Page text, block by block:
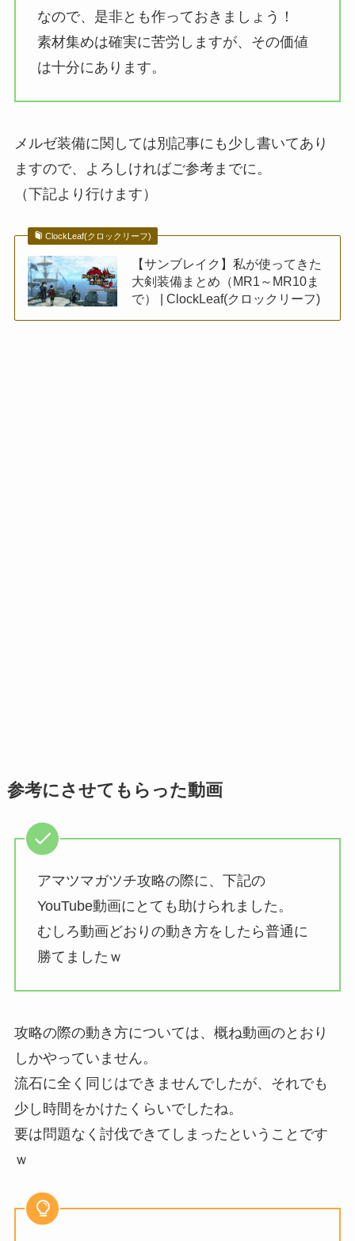
なので、是非とも作っておきましょう！
素材集めは確実に苦労しますが、その価値
は十分にあります。
メルゼ装備に関しては別記事にも少し書いてあり
ますので、よろしければご参考までに。
（下記より行けます）
ClockLeaf(クロックリーフ)
【サンブレイク】私が使ってきた
大剣装備まとめ（MR1～MR10ま
で） | ClockLeaf(クロックリーフ)
参考にさせてもらった動画
アマツマガツチ攻略の際に、下記の
YouTube動画にとても助けられました。
むしろ動画どおりの動き方をしたら普通に
勝てましたｗ
攻略の際の動き方については、概ね動画のとおり
しかやっていません。
流石に全く同じはできませんでしたが、それでも
少し時間をかけたくらいでしたね。
要は問題なく討伐できてしまったということです
ｗ